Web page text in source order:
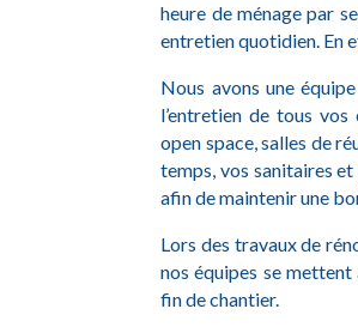
heure de ménage par
entretien quotidien. En
Nous avons une
l’entretien de tous
open space, salles de
temps, vos sanitaires
afin de maintenir une
Lors des travaux de
nos équipes se
fin de chantier.